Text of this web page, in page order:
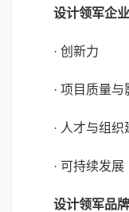
设计领军企
· 创新力
· 项目质量与
· 人才与组织
· 可持续发展
设计领军品